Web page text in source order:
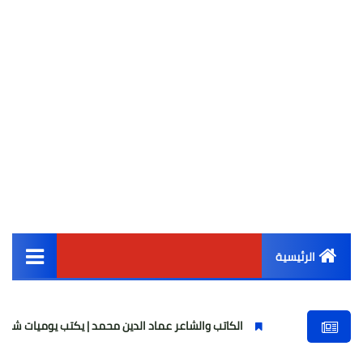
الرئيسية
أخبار مصر
الكاتب والشاعر عماد الدين محمد | يكتب يوميات شاعر وقصيدة : مازلتُ